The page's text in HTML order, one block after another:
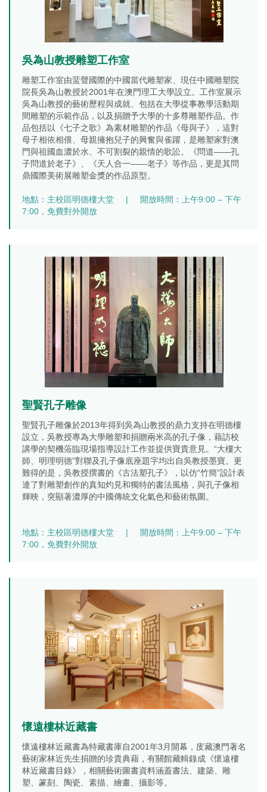
吳為山教授雕塑工作室
雕塑工作室由蜚聲國際的中國當代雕塑家、現任中國雕塑院
院長吳為山教授於2001年在澳門理工大學設立。工作室展示
吳為山教授的藝術歷程與成就、包括在大學從事教學活動期
間雕塑的示範作品，以及捐贈予大學的十多尊雕塑作品。作
品包括以《七子之歌》為素材雕塑的作品《母與子》，這對
母子相依相偎、母親擁抱兒子的興奮與雀躍，是雕塑家對澳
門與祖國血濃於水、不可割裂的親情的歌訟。《問道——孔
子問道於老子》、《天人合一——老子》等作品，更是其問
鼎國際美術展雕塑金獎的作品原型。
地點：主校區明德樓大堂 |
開放時間：上午9:00 – 下午
7:00，免費對外開放
聖賢孔子雕像
聖賢孔子雕像於2013年得到吳為山教授的鼎力支持在明德樓
設立，吳教授專為大學雕塑和捐贈兩米高的孔子像，藉訪校
講學的契機蒞臨現場指導設計工作並提供寶貴意見。“大樓大
師、明理明德”對聯及孔子像底座題字均出自吳教授墨寶。更
難得的是，吳教授撰書的《古法塑孔子》，以仿“竹簡”設計表
達了對雕塑創作的真知灼見和獨特的書法風格，與孔子像相
輝映，突顯著濃厚的中國傳統文化氣色和藝術氛圍。
地點：主校區明德樓大堂 |
開放時間：上午9:00 – 下午
7:00，免費對外開放
懷遠樓林近藏書
懷遠樓林近藏書為特藏書庫自2001年3月開幕，庋藏澳門著名
藝術家林近先生捐贈的珍貴典藉，有關館藏輯錄成《懷遠樓
林近藏書目錄》，相關藝術圖書資料涵蓋書法、建築、雕
塑、篆刻、陶瓷、素描、繪畫、攝影等。